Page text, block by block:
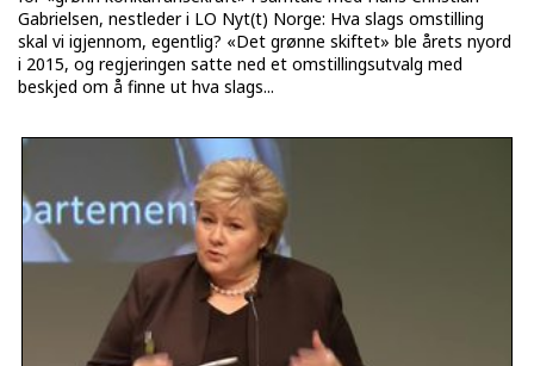
Gabrielsen, nestleder i LO Nyt(t) Norge: Hva slags omstilling
skal vi igjennom, egentlig? «Det grønne skiftet» ble årets nyord
i 2015, og regjeringen satte ned et omstillingsutvalg med
beskjed om å finne ut hva slags...